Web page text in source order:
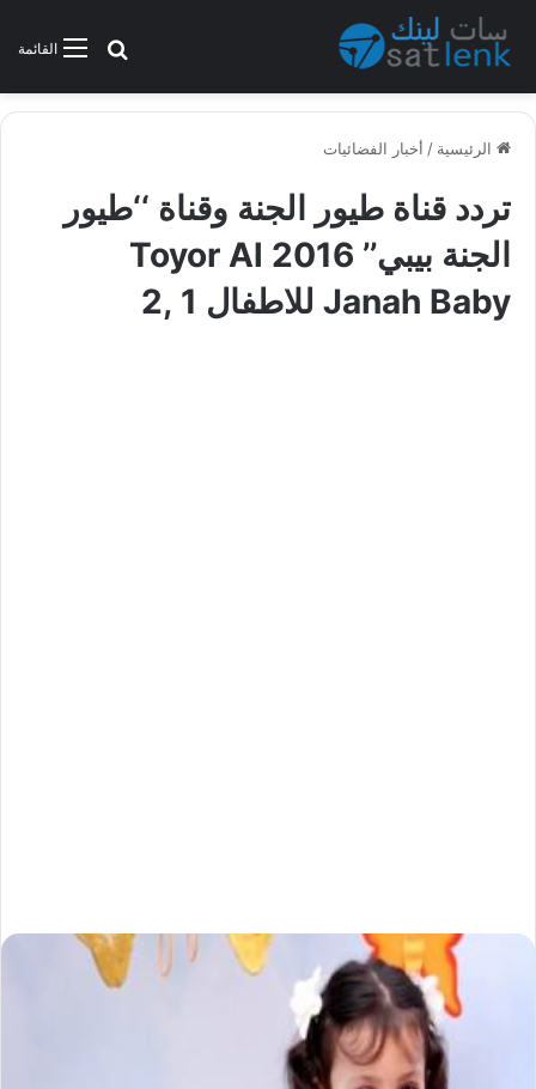
القائمةبحث عن
الرئيسية / أخبار الفضائيات
تردد قناة طيور الجنة وقناة ‘‘طيور
الجنة بيبي’’ 2016 Toyor Al
Janah Baby للاطفال 1 ,2